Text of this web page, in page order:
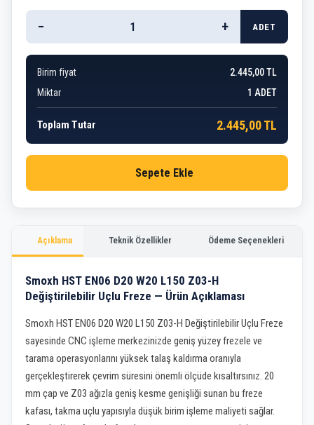
Açıklama Teknik Özellikler Ödeme Seçenekleri
Smoxh HST EN06 D20 W20 L150 Z03-H
Değiştirilebilir Uçlu Freze — Ürün Açıklaması
Smoxh HST EN06 D20 W20 L150 Z03-H Değiştirilebilir Uçlu Freze
sayesinde CNC işleme merkezinizde geniş yüzey frezele ve
tarama operasyonlarını yüksek talaş kaldırma oranıyla
gerçekleştirerek çevrim süresini önemli ölçüde kısaltırsınız. 20
mm çap ve Z03 ağızla geniş kesme genişliği sunan bu freze
kafası, takma uçlu yapısıyla düşük birim işleme maliyeti sağlar.
− + ADET
Birim fiyat
2.445,00 TL
Miktar
1 ADET
Toplam Tutar 2.445,00 TL
Sepete Ekle